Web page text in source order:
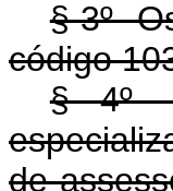
§ 3º
código
§ 4º
de